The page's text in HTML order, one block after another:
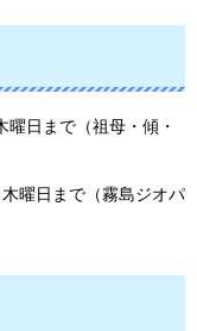
日まで（祖母・傾・
曜日まで（霧島ジオパ